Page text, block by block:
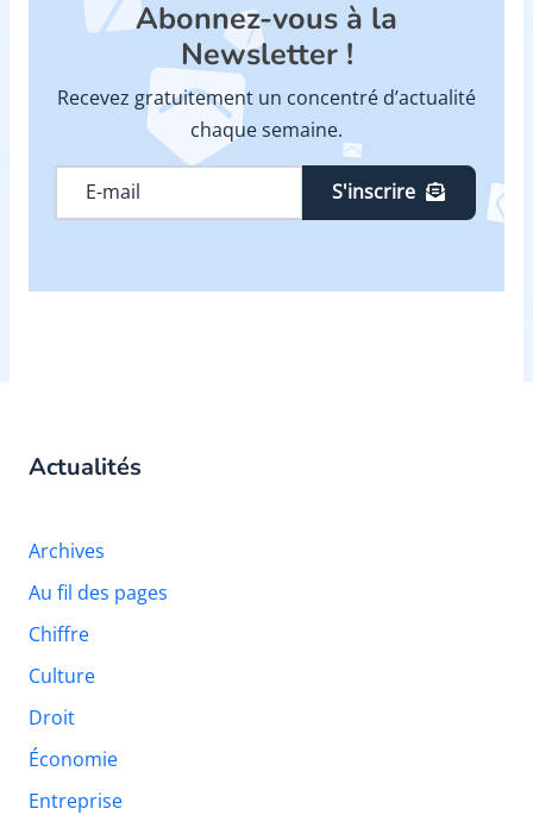
Abonnez-vous à la
Newsletter !
Recevez gratuitement un concentré d’actualité
chaque semaine.
S'inscrire
Actualités
Archives
Au fil des pages
Chiffre
Culture
Droit
Économie
Entreprise